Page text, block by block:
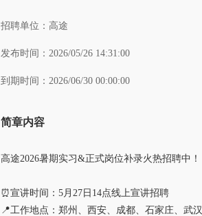
招聘单位： 高途
发布时间： 2026/05/26 14:31:00
到期时间： 2026/06/30 00:00:00
简章内容
高途2026暑期实习&正式岗位补录火热招聘中！
⏰宣讲时间：5月27日14点线上宣讲招聘
📍工作地点：郑州、西安、成都、石家庄、武汉